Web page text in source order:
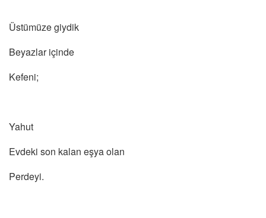
Üstümüze giydik
Beyazlar içinde
Kefeni;
Yahut
Evdeki son kalan eşya olan
Perdeyi.